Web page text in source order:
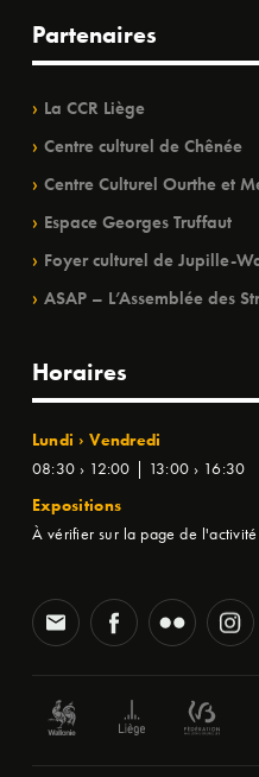
Partenaires
La CCR Liège
Centre culturel de Chênée
Centre Culturel Ourthe et
Espace Georges Truffaut
Foyer culturel de Jupille-
ASAP – L’Assemblée des
Horaires
Lundi › Vendredi
08:30 › 12:00 | 13:00 › 16:30
Expositions
À vérifier sur la page de l'activité